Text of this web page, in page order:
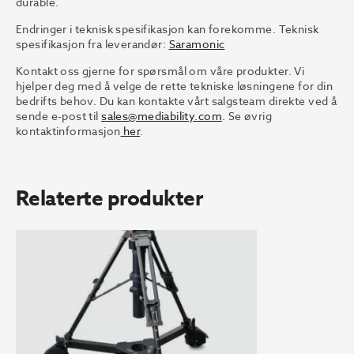
Endringer i teknisk spesifikasjon kan forekomme. Teknisk
spesifikasjon fra leverandør: Saramonic
Kontakt oss gjerne for spørsmål om våre produkter. Vi
hjelper deg med å velge de rette tekniske løsningene for din
bedrifts behov. Du kan kontakte vårt salgsteam direkte ved å
sende e-post tilsales@mediability.com. Se øvrig
kontaktinformasjon her.
Relaterte produkter